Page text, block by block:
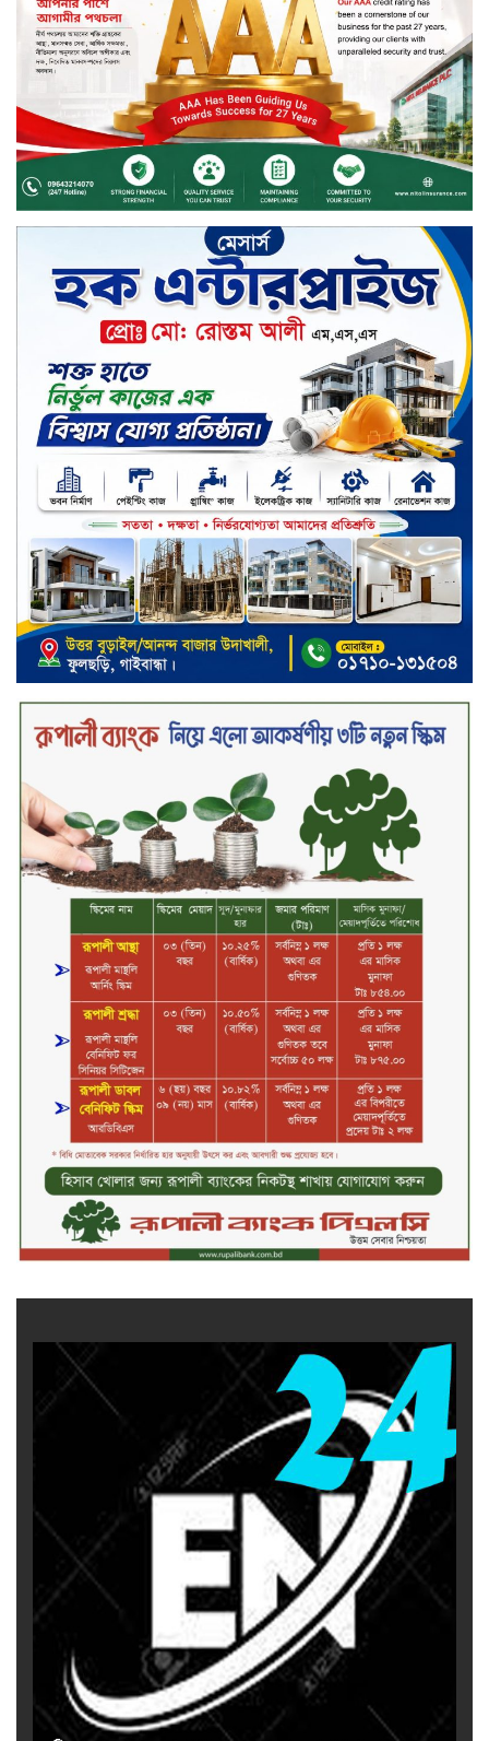
সড়ক নিরাপত্তায় বিশেষ অবদান রাখায়
নিসচা বিশেষ সম্মাননা পেলেন লায়ন গনি
মিয়া বাবুল
মার্কেন্টাইল ব্যাংকের নির্বাহী কমিটির
চেয়ারম্যান হলেন আনোয়ারুল হক
সপ্তাহের শেষ কার্যদিবসে লেনদেনের
তালিকায় শীর্ষে উঠে এসেছে শার্প
ইন্ডাস্ট্রিজ
সপ্তাহের শেষ কার্যদিবসে দরপতনের
শীর্ষে সেনা ইন্স্যুরেন্স
সপ্তাহের শেষ কার্যদিবসে দরবৃদ্ধির শীর্ষে
নিটল ইন্স্যুরেন্স
সিলেটের ওসমানীনগরে দুই বাসের
মুখোমুখি সংঘর্ষে ৮ জন নিহত
২০২৯ সালের মধ্যে বাংলাদেশের
সবচেয়ে বিশ্বস্ত, টেকসই ও ক্যাশলেস
ব্যাংক হওয়ার লক্ষ্য নিয়ে ‘ভিশন ২০২৯’
উন্মোচন করল কমিউনিটি ব্যাংক
শিক্ষার্থীদের জন্য দারাজে এক্সক্লুসিভ
ডিসকাউন্ট নিয়ে আসছে রিয়েলমি
সি১০০এক্স
পরিবারের কাছে কিশোরের কান্নাজড়িত
কণ্ঠ শোনিয়ে ১২ লাখ টাকা মুক্তিপণ
দাবি, টাকা না পেয়ে শ্বাসরোধে হত্যা—
আলোচিত রাফিজ হত্যা মামলার অন্যতম
আসামি গাজীপুর থেকে গ্রেফতার
নড়াইলে বিএনপির ৬ নেতার
বহিষ্কারাদেশ প্রত্যাহার